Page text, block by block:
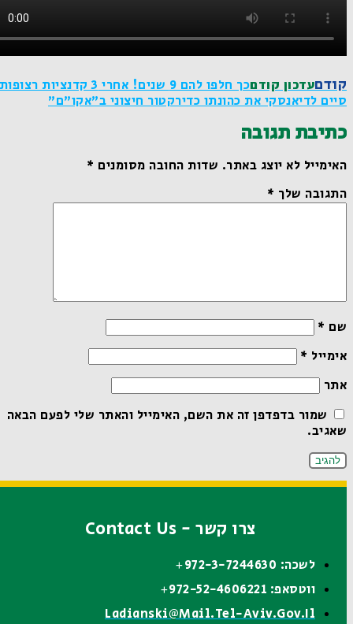
קודםעדכון קודם
כך חלפו להם 9 שנים! אחרי 3 קדנציות רצופות
סיים לדיאנסקי את כהונתו כדירקטור חיצוני ב"אקו"ם"
כתיבת תגובה
האימייל לא יוצג באתר.שדות החובה מסומנים*
התגובה שלך*
שם*
אימייל*
אתר
שמור בדפדפן זה את השם, האימייל והאתר שלי לפעם הבאה
שאגיב.
צרו קשר - Contact Us
לשכה: 972-3-7244630+
ווטסאפ: 972-52-4606221+
Ladianski@mail.tel-Aviv.gov.il